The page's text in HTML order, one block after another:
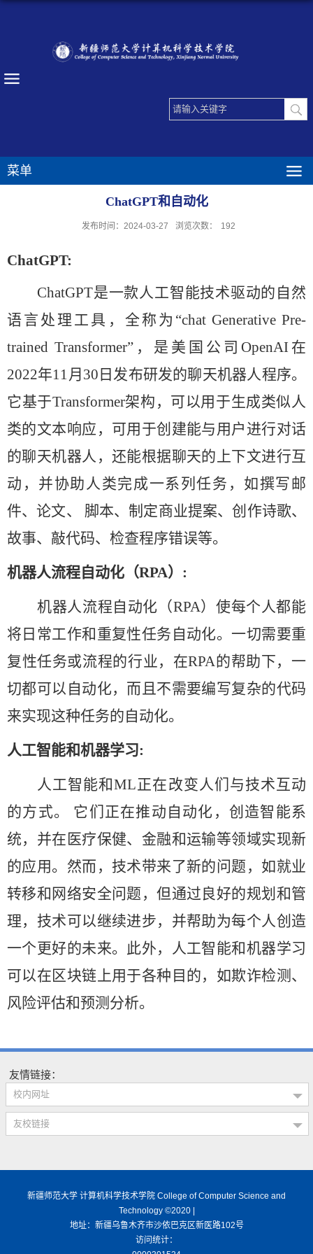
菜单
ChatGPT和自动化
发布时间：2024-03-27 浏览次数： 192
ChatGPT:
ChatGPT是一款人工智能技术驱动的自然
语言处理工具，全称为“chat Generative Pre-
trained Transformer”，是美国公司OpenAI在
2022年11月30日发布研发的聊天机器人程序。
它基于Transformer架构，可以用于生成类似人
类的文本响应，可用于创建能与用户进行对话
的聊天机器人，还能根据聊天的上下文进行互
动，并协助人类完成一系列任务，如撰写邮
件、论文、 脚本、制定商业提案、创作诗歌、
故事、敲代码、检查程序错误等。
机器人流程自动化（RPA）:
机器人流程自动化（RPA）使每个人都能
将日常工作和重复性任务自动化。一切需要重
复性任务或流程的行业，在RPA的帮助下，一
切都可以自动化，而且不需要编写复杂的代码
来实现这种任务的自动化。
人工智能和机器学习:
人工智能和ML正在改变人们与技术互动
的方式。 它们正在推动自动化，创造智能系
统，并在医疗保健、金融和运输等领域实现新
的应用。然而，技术带来了新的问题，如就业
转移和网络安全问题，但通过良好的规划和管
理，技术可以继续进步，并帮助为每个人创造
一个更好的未来。此外，人工智能和机器学习
可以在区块链上用于各种目的，如欺诈检测、
风险评估和预测分析。
友情链接：
校内网址
友校链接
新疆师范大学 计算机科学技术学院 College of Computer Science and
Technology ©2020 |
地址：新疆乌鲁木齐市沙依巴克区新医路102号
访问统计：